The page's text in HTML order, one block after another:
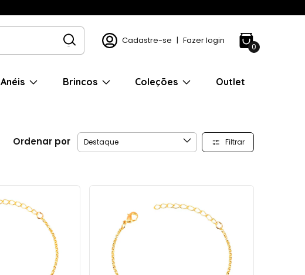
Cadastre-se | Fazer login
0
Anéis Brincos Coleções Outlet
Ordenar por Filtrar